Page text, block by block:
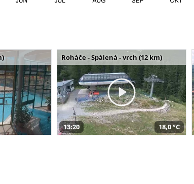
Roháče - Spálená - vrch (12 km)
13:20 18,0 °C